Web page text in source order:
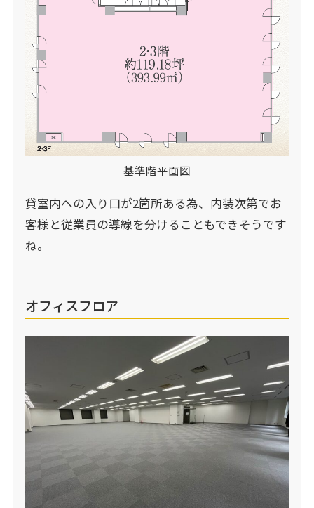
基準階平面図
貸室内への入り口が2箇所ある為、内装次第でお
客様と従業員の導線を分けることもできそうです
ね。
オフィスフロア